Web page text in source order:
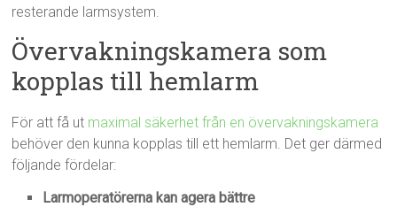
resterande larmsystem.
Övervakningskamera som
kopplas till hemlarm
För att få ut maximal säkerhet från en övervakningskamera
behöver den kunna kopplas till ett hemlarm. Det ger därmed
följande fördelar:
Larmoperatörerna kan agera bättre